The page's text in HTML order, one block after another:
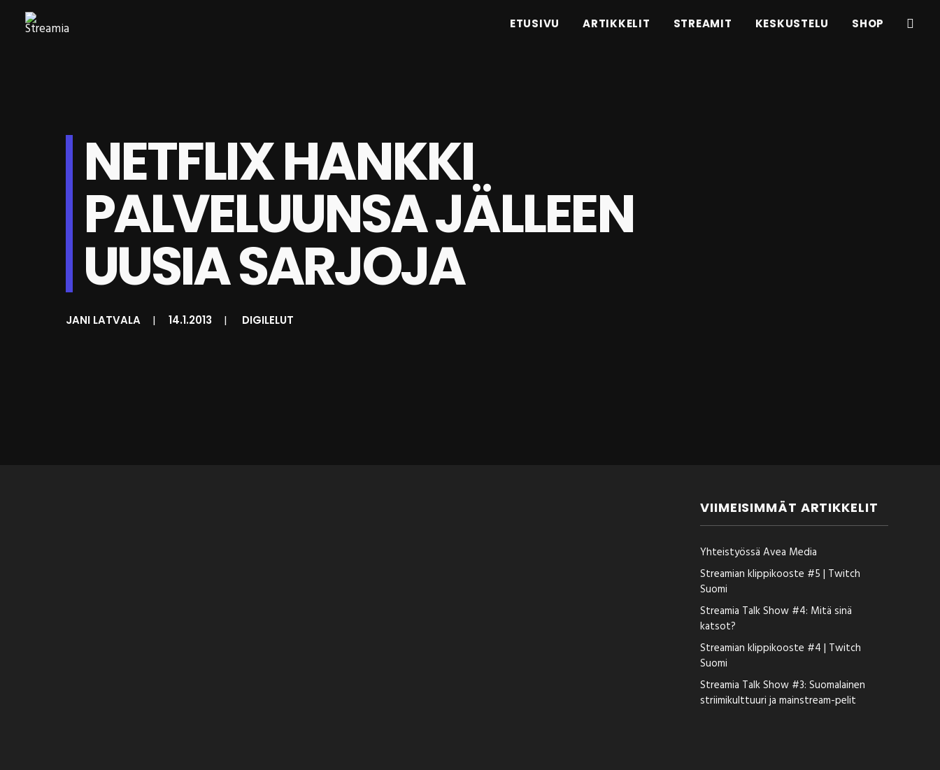
ETUSIVU ARTIKKELIT STREAMIT KESKUSTELU SHOP
NETFLIX HANKKI
PALVELUUNSA JÄLLEEN
UUSIA SARJOJA
JANI LATVALA | 14.1.2013 | DIGILELUT
VIIMEISIMMÄT ARTIKKELIT
Yhteistyössä Avea Media
Streamian klippikooste #5 | Twitch
Suomi
Streamia Talk Show #4: Mitä sinä
katsot?
Streamian klippikooste #4 | Twitch
Suomi
Streamia Talk Show #3: Suomalainen
striimikulttuuri ja mainstream-pelit